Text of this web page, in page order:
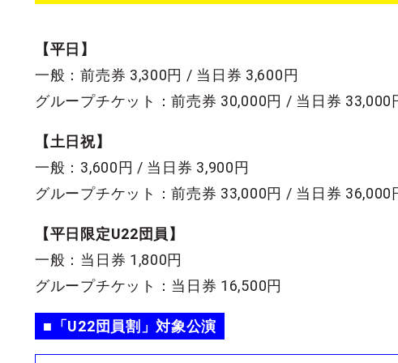
【平日】
一般：前売券 3,300円 / 当日券 3,600円
グループチケット：前売券 30,000円 / 当日券 33,000
【土日祝】
一般：3,600円 / 当日券 3,900円
グループチケット：前売券 33,000円 / 当日券 36,000
【平日限定U22団員】
一般：当日券 1,800円
グループチケット：当日券 16,500円
■「U22団員割」対象公演